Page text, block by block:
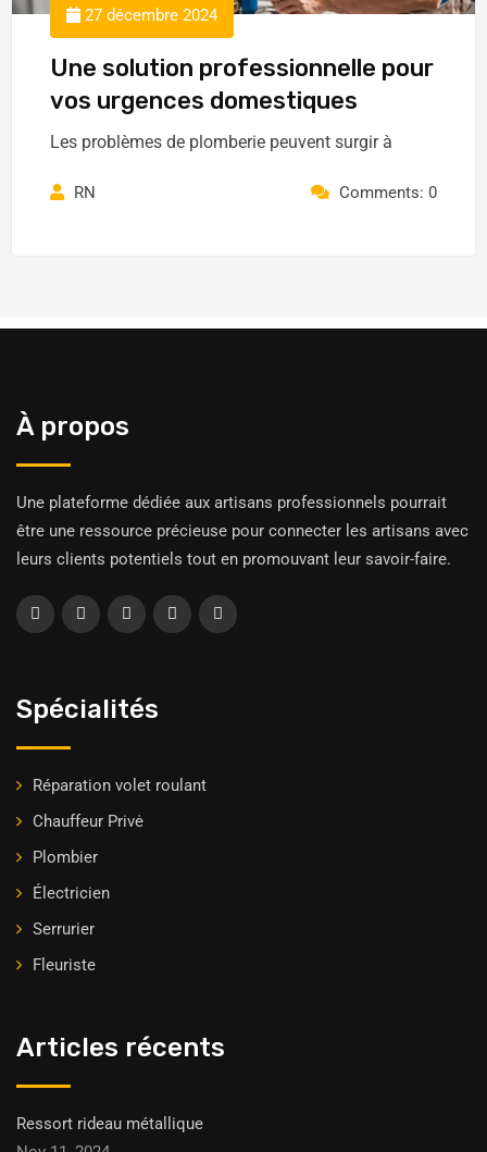
27 décembre 2024
Une solution professionnelle pour
vos urgences domestiques
Les problèmes de plomberie peuvent surgir à
RN Comments: 0
À propos
Une plateforme dédiée aux artisans professionnels pourrait
être une ressource précieuse pour connecter les artisans avec
leurs clients potentiels tout en promouvant leur savoir-faire.
Spécialités
Réparation volet roulant
Chauffeur Privė
Plombier
Électricien
Serrurier
Fleuriste
Articles récents
Ressort rideau métallique